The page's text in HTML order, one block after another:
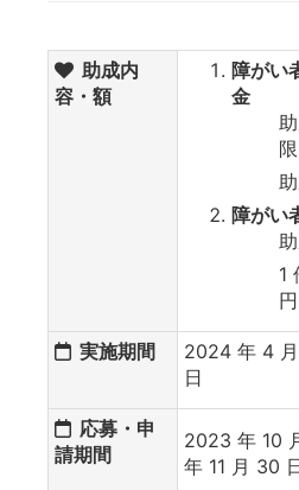
助成内
容・額
障がい
金
障がい
1
円
実施期間
2024 年 4
日
応募・申
請期間
2023 年 10
年 11 月 30